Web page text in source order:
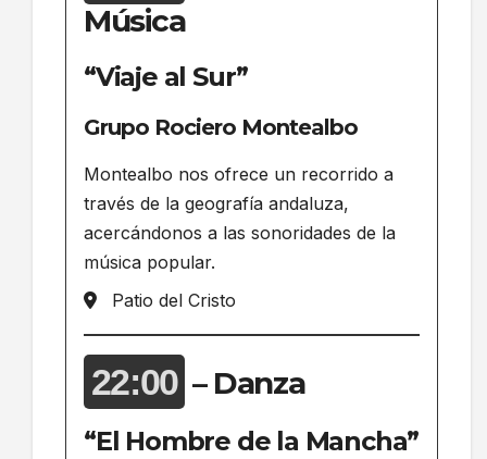
Música
“Viaje al Sur”
Grupo Rociero Montealbo
Montealbo nos ofrece un recorrido a
través de la geografía andaluza,
acercándonos a las sonoridades de la
música popular.
Patio del Cristo
22:00 – Danza
“El Hombre de la Mancha”